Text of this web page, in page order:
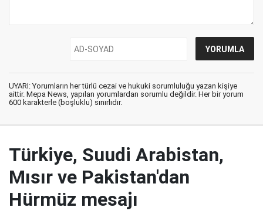
UYARI: Yorumların her türlü cezai ve hukuki sorumluluğu yazan kişiye
aittir. Mepa News, yapılan yorumlardan sorumlu değildir. Her bir yorum
600 karakterle (boşluklu) sınırlıdır.
Türkiye, Suudi Arabistan,
Mısır ve Pakistan'dan
Hürmüz mesajı